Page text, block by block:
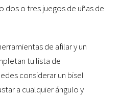
dos o tres juegos de uñas de
de afilar y un
tu lista de
considerar un bisel
a cualquier ángulo y